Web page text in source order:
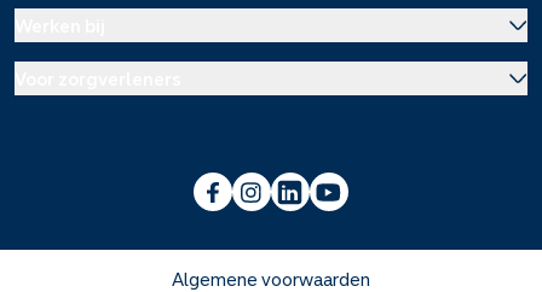
Franchise informatie
Voorlichting scholen
Algemene voorwaarden